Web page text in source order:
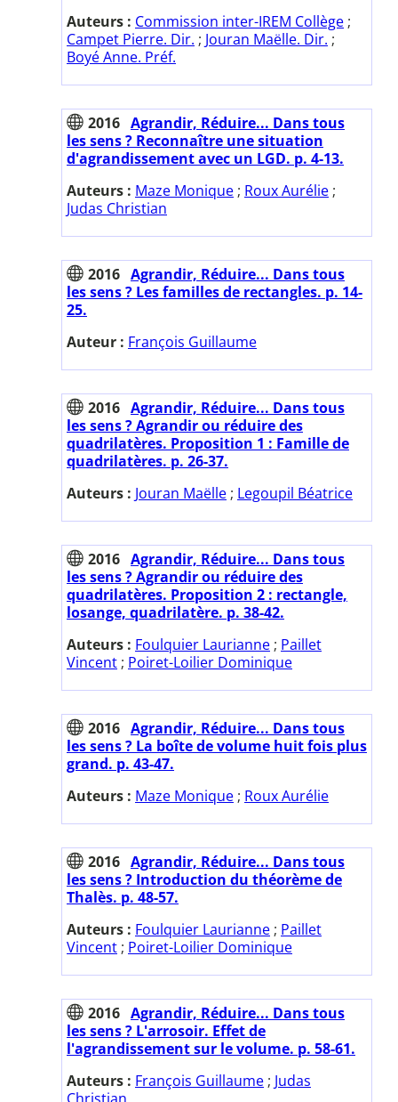
Auteurs : Commission inter-IREM Collège ;
Campet Pierre. Dir. ; Jouran Maëlle. Dir. ;
Boyé Anne. Préf.
2016 Agrandir, Réduire... Dans tous
les sens ? Reconnaître une situation
d'agrandissement avec un LGD. p. 4-13.
Auteurs : Maze Monique ; Roux Aurélie ;
Judas Christian
2016 Agrandir, Réduire... Dans tous
les sens ? Les familles de rectangles. p. 14-
25.
Auteur : François Guillaume
2016 Agrandir, Réduire... Dans tous
les sens ? Agrandir ou réduire des
quadrilatères. Proposition 1 : Famille de
quadrilatères. p. 26-37.
Auteurs : Jouran Maëlle ; Legoupil Béatrice
2016 Agrandir, Réduire... Dans tous
les sens ? Agrandir ou réduire des
quadrilatères. Proposition 2 : rectangle,
losange, quadrilatère. p. 38-42.
Auteurs : Foulquier Laurianne ; Paillet
Vincent ; Poiret-Loilier Dominique
2016 Agrandir, Réduire... Dans tous
les sens ? La boîte de volume huit fois plus
grand. p. 43-47.
Auteurs : Maze Monique ; Roux Aurélie
2016 Agrandir, Réduire... Dans tous
les sens ? Introduction du théorème de
Thalès. p. 48-57.
Auteurs : Foulquier Laurianne ; Paillet
Vincent ; Poiret-Loilier Dominique
2016 Agrandir, Réduire... Dans tous
les sens ? L'arrosoir. Effet de
l'agrandissement sur le volume. p. 58-61.
Auteurs : François Guillaume ; Judas